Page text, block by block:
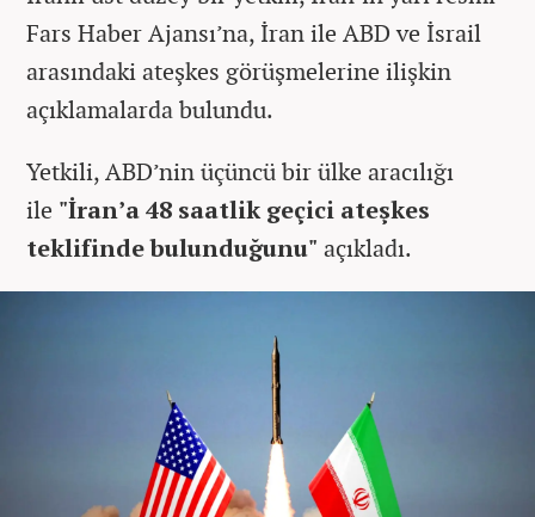
Fars Haber Ajansı’na, İran ile ABD ve İsrail
arasındaki ateşkes görüşmelerine ilişkin
açıklamalarda bulundu.
Yetkili, ABD’nin üçüncü bir ülke aracılığı
ile "İran’a 48 saatlik geçici ateşkes
teklifinde bulunduğunu" açıkladı.